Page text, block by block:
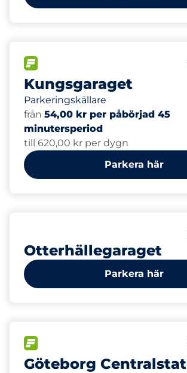
Kungsgaraget
Parkeringskällare
från 54,00 kr per påbörjad 45
minutersperiod
till 620,00 kr per dygn
Parkera här
Otterhällegaraget
Parkera här
Göteborg